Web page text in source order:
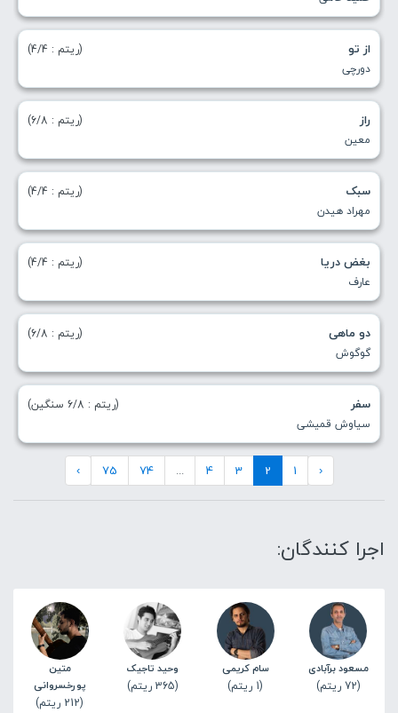
از تو
دورچی
(ریتم : 4/4)
راز
معین
(ریتم : 6/8)
سبک
مهراد هیدن
(ریتم : 4/4)
بغض دریا
عارف
(ریتم : 4/4)
دو ماهی
گوگوش
(ریتم : 6/8)
سفر
سیاوش قمیشی
(ریتم : 6/8 سنگین)
‹
1
2
3
4
...
74
75
›
اجرا کنندگان:
مسعود برآبادی
(72 ریتم)
سام کریمی
(1 ریتم)
وحید تاجیک
(365 ریتم)
متین
پورخسروانی
(212 ریتم)